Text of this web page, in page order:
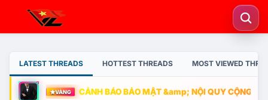
LATEST THREADS HOTTEST THREADS MOST VIEWED
VÀNG CẢNH BÁO BẢO MẬT &amp; NỘI QUY CỘNG